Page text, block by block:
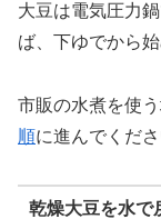
大豆は電気圧力
ば、下ゆでから始
市販の水煮を使
順に進んでくださ
乾燥大豆を水で